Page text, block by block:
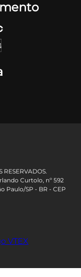
RESERVADOS.
Curtolo, nº 592
Paulo/SP - BR - CEP